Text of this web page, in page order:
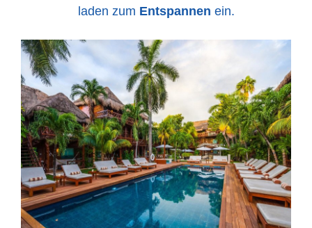
laden zum Entspannen ein.